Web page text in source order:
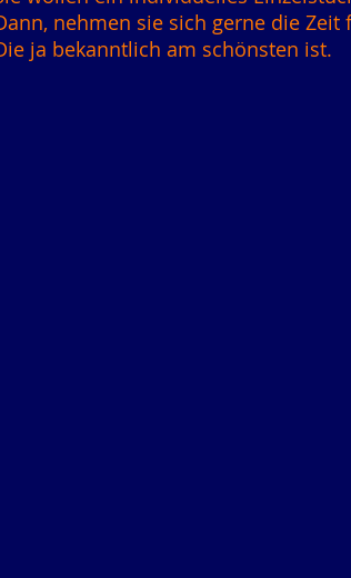
nehmen sie sich gerne die Zeit
ja bekanntlich am schönsten ist.